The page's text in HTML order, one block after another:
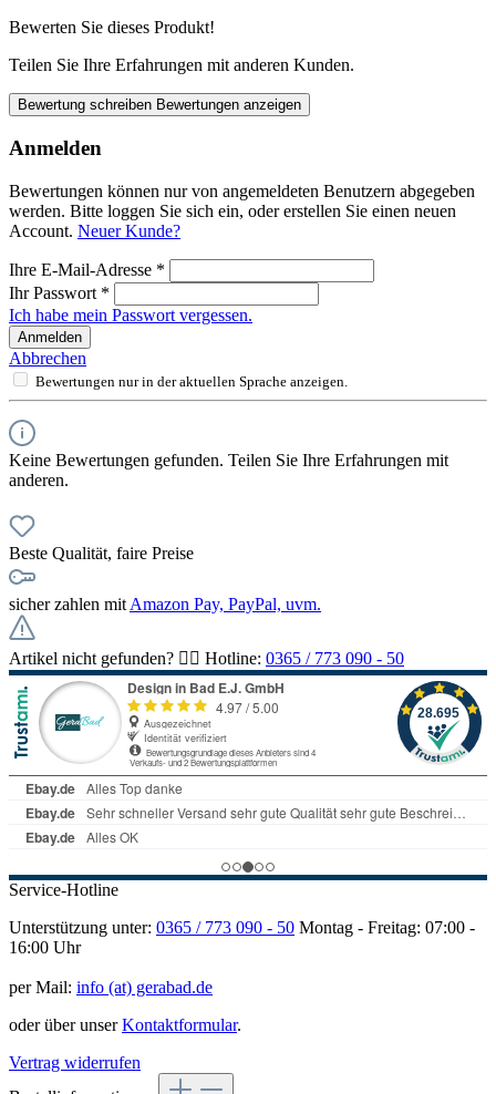
Bewerten Sie dieses Produkt!
Teilen Sie Ihre Erfahrungen mit anderen Kunden.
Bewertung schreiben Bewertungen anzeigen
Anmelden
Bewertungen können nur von angemeldeten Benutzern abgegeben
werden. Bitte loggen Sie sich ein, oder erstellen Sie einen neuen
Account. Neuer Kunde?
Ihre E-Mail-Adresse *
Ihr Passwort *
Ich habe mein Passwort vergessen.
Anmelden
Abbrechen
Bewertungen nur in der aktuellen Sprache anzeigen.
Keine Bewertungen gefunden. Teilen Sie Ihre Erfahrungen mit
anderen.
Beste Qualität, faire Preise
sicher zahlen mit Amazon Pay, PayPal, uvm.
Artikel nicht gefunden? 👉🏻 Hotline: 0365 / 773 090 - 50
Service-Hotline
Unterstützung unter: 0365 / 773 090 - 50 Montag - Freitag: 07:00 -
16:00 Uhr
per Mail: info (at) gerabad.de
oder über unserKontaktformular.
Vertrag widerrufen